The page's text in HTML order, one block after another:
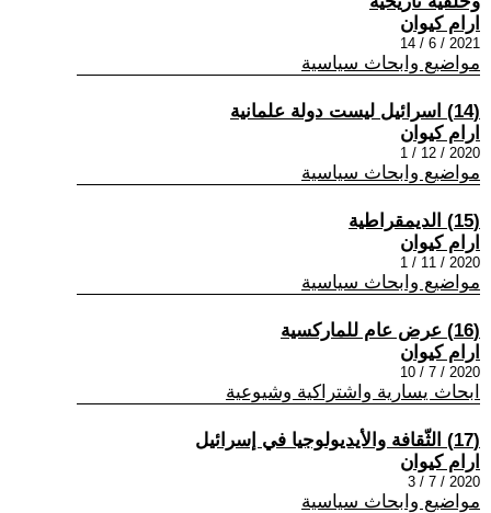
ارام كيوان
2021 / 6 / 14
مواضيع وابحاث سياسية
(14) اسرائيل ليست دولة علمانية
ارام كيوان
2020 / 12 / 1
مواضيع وابحاث سياسية
(15) الديمقراطية
ارام كيوان
2020 / 11 / 1
مواضيع وابحاث سياسية
(16) عرض عام للماركسية
ارام كيوان
2020 / 7 / 10
ابحاث يسارية واشتراكية وشيوعية
(17) الثّقافة والأيديولوجيا في إسرائيل
ارام كيوان
2020 / 7 / 3
مواضيع وابحاث سياسية